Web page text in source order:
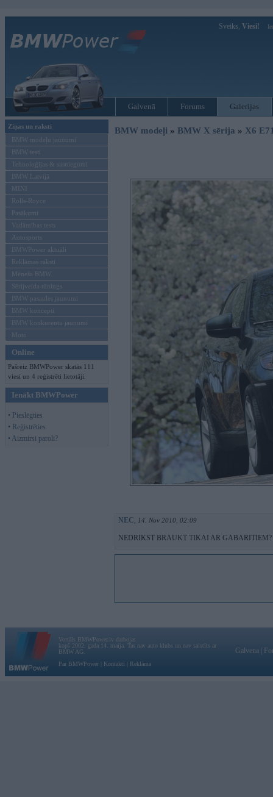
Sveiks, Viesi!
Galvenā Forums Galerijas
Ziņas un raksti
BMW modeļu jaunumi
BMW testi
Tehnoloģijas & sasniegumi
BMW Latvijā
MINI
Rolls-Royce
Pasākumi
Vadāmības tests
Autosports
BMWPower aktuāli
Reklāmas raksti
Mēneša BMW
Sērijveida tūnings
BMW pasaules jaunumi
BMW koncepti
BMW konkurentu jaunumi
Moto
Online
Pašreiz BMWPower skatās 111
viesi un 4 reģistrēti lietotāji.
Ienākt BMWPower
• Pieslēgties
• Reģistrēties
• Aizmirsi paroli?
BMW modeļi » BMW X sērija » X6
NEC, 14. Nov 2010, 02:09
NEDRIKST BRAUKT TIKAI AR
Vortāls BMWPower.lv darbojas
kopš 2002. gada 14. maija. Tas nav auto klubs un nav saistīts ar
BMW AG.
Par BMWPower
Kontakti Reklāma
Galvena